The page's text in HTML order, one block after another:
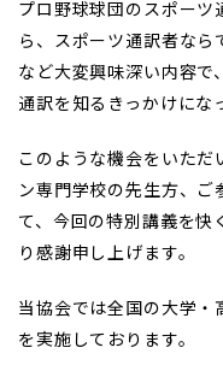
プロ野球球団のスポーツ
ら、スポーツ通訳者な
など大変興味深い内容で
通訳を知るきっかけにな
このような機会をいた
ン専門学校の先生方、ご
て、今回の特別講義を快
り感謝申し上げます。
当協会では全国の大学
を実施しております。